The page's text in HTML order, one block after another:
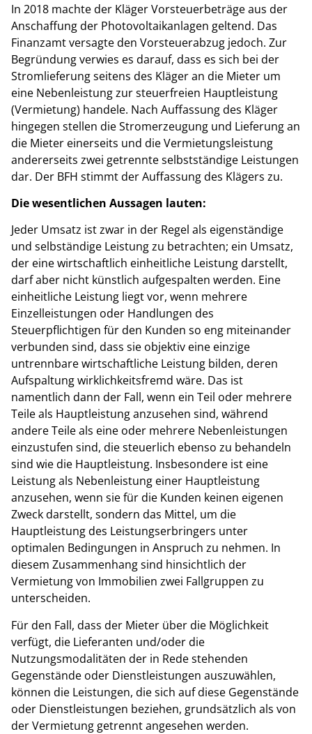
In 2018 machte der Kläger Vorsteuerbeträge aus der
Anschaffung der Photovoltaikanlagen geltend. Das
Finanzamt versagte den Vorsteuerabzug jedoch. Zur
Begründung verwies es darauf, dass es sich bei der
Stromlieferung seitens des Kläger an die Mieter um
eine Nebenleistung zur steuerfreien Hauptleistung
(Vermietung) handele. Nach Auffassung des Kläger
hingegen stellen die Stromerzeugung und Lieferung an
die Mieter einerseits und die Vermietungsleistung
andererseits zwei getrennte selbstständige Leistungen
dar. Der BFH stimmt der Auffassung des Klägers zu.
Die wesentlichen Aussagen lauten:
Jeder Umsatz ist zwar in der Regel als eigenständige
und selbständige Leistung zu betrachten; ein Umsatz,
der eine wirtschaftlich einheitliche Leistung darstellt,
darf aber nicht künstlich aufgespalten werden. Eine
einheitliche Leistung liegt vor, wenn mehrere
Einzelleistungen oder Handlungen des
Steuerpflichtigen für den Kunden so eng miteinander
verbunden sind, dass sie objektiv eine einzige
untrennbare wirtschaftliche Leistung bilden, deren
Aufspaltung wirklichkeitsfremd wäre. Das ist
namentlich dann der Fall, wenn ein Teil oder mehrere
Teile als Hauptleistung anzusehen sind, während
andere Teile als eine oder mehrere Nebenleistungen
einzustufen sind, die steuerlich ebenso zu behandeln
sind wie die Hauptleistung. Insbesondere ist eine
Leistung als Nebenleistung einer Hauptleistung
anzusehen, wenn sie für die Kunden keinen eigenen
Zweck darstellt, sondern das Mittel, um die
Hauptleistung des Leistungserbringers unter
optimalen Bedingungen in Anspruch zu nehmen. In
diesem Zusammenhang sind hinsichtlich der
Vermietung von Immobilien zwei Fallgruppen zu
unterscheiden.
Für den Fall, dass der Mieter über die Möglichkeit
verfügt, die Lieferanten und/oder die
Nutzungsmodalitäten der in Rede stehenden
Gegenstände oder Dienstleistungen auszuwählen,
können die Leistungen, die sich auf diese Gegenstände
oder Dienstleistungen beziehen, grundsätzlich als von
der Vermietung getrennt angesehen werden.